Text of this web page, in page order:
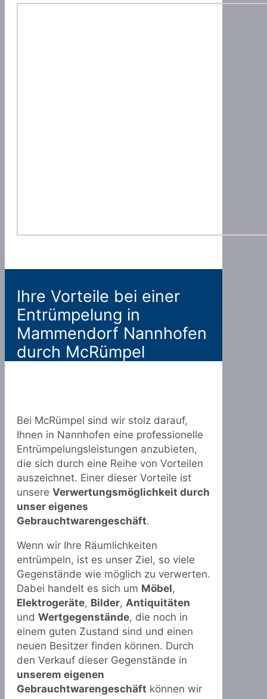
Ihre Vorteile bei einer
Entrümpelung in
Mammendorf Nannhofen
durch McRümpel
Bei McRümpel sind wir stolz darauf,
Ihnen in Nannhofen eine professionelle
Entrümpelungsleistungen anzubieten,
die sich durch eine Reihe von Vorteilen
auszeichnet. Einer dieser Vorteile ist
unsere Verwertungsmöglichkeit durch
unser eigenes
Gebrauchtwarengeschäft.
Wenn wir Ihre Räumlichkeiten
entrümpeln, ist es unser Ziel, so viele
Gegenstände wie möglich zu verwerten.
Dabei handelt es sich um Möbel,
Elektrogeräte, Bilder, Antiquitäten
und Wertgegenstände, die noch in
einem guten Zustand sind und einen
neuen Besitzer finden können. Durch
den Verkauf dieser Gegenstände in
unserem eigenen
Gebrauchtwarengeschäft können wir